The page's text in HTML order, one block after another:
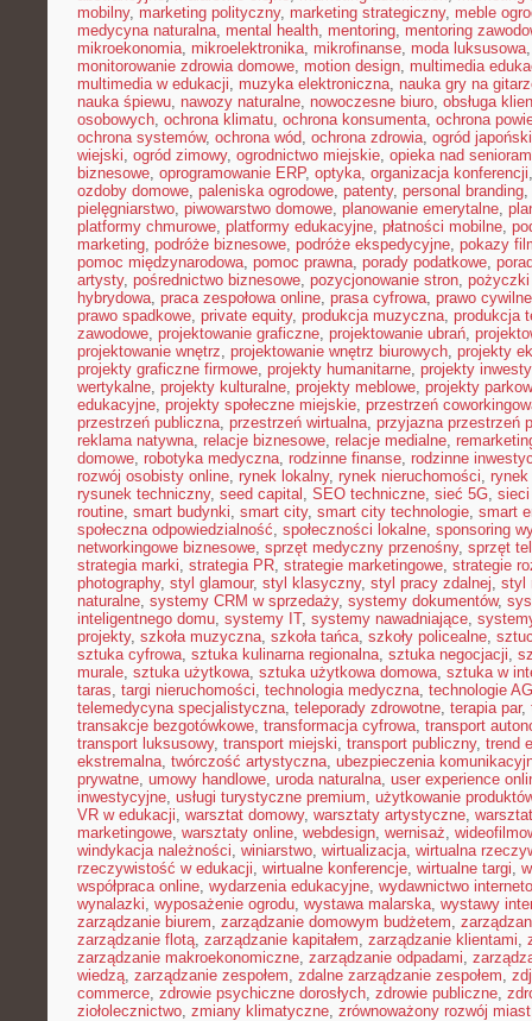
mobilny, marketing polityczny, marketing strategiczny, meble
medycyna naturalna, mental health, mentoring, mentoring
mikroekonomia, mikroelektronika, mikrofinanse, moda luksusowa
monitorowanie zdrowia domowe, motion design, multimedia
multimedia w edukacji, muzyka elektroniczna, nauka gry na
nauka śpiewu, nawozy naturalne, nowoczesne biuro, obsługa
osobowych, ochrona klimatu, ochrona konsumenta, ochrona
ochrona systemów, ochrona wód, ochrona zdrowia, ogród japoński
wiejski, ogród zimowy, ogrodnictwo miejskie, opieka nad
biznesowe, oprogramowanie ERP, optyka, organizacja konferencji
ozdoby domowe, paleniska ogrodowe, patenty, personal branding,
pielęgniarstwo, piwowarstwo domowe, planowanie emerytalne,
platformy chmurowe, platformy edukacyjne, płatności mobilne,
marketing, podróże biznesowe, podróże ekspedycyjne, pokazy
pomoc międzynarodowa, pomoc prawna, porady podatkowe,
artysty, pośrednictwo biznesowe, pozycjonowanie stron, pożyczki
hybrydowa, praca zespołowa online, prasa cyfrowa, prawo
prawo spadkowe, private equity, produkcja muzyczna, produkcja
zawodowe, projektowanie graficzne, projektowanie ubrań,
projektowanie wnętrz, projektowanie wnętrz biurowych, projekty
projekty graficzne firmowe, projekty humanitarne, projekty
wertykalne, projekty kulturalne, projekty meblowe, projekty
edukacyjne, projekty społeczne miejskie, przestrzeń
przestrzeń publiczna, przestrzeń wirtualna, przyjazna przestrzeń
reklama natywna, relacje biznesowe, relacje medialne,
domowe, robotyka medyczna, rodzinne finanse, rodzinne
rozwój osobisty online, rynek lokalny, rynek nieruchomości,
rysunek techniczny, seed capital , SEO techniczne, sieć 5G, sieci
routine, smart budynki, smart city, smart city technologie, smart
społeczna odpowiedzialność, społeczności lokalne, sponsoring
networkingowe biznesowe, sprzęt medyczny przenośny, sprzęt
strategia marki, strategia PR, strategie marketingowe, strategie
photography, styl glamour, styl klasyczny, styl pracy zdalnej, styl
naturalne, systemy CRM w sprzedaży, systemy dokumentów,
inteligentnego domu, systemy IT, systemy nawadniające,
projekty, szkoła muzyczna, szkoła tańca, szkoły policealne,
sztuka cyfrowa, sztuka kulinarna regionalna, sztuka negocjacji,
murale, sztuka użytkowa, sztuka użytkowa domowa, sztuka w
taras, targi nieruchomości, technologia medyczna, technologie
telemedycyna specjalistyczna, teleporady zdrowotne, terapia par,
transakcje bezgotówkowe, transformacja cyfrowa, transport
transport luksusowy, transport miejski, transport publiczny, trend
ekstremalna, twórczość artystyczna, ubezpieczenia
prywatne, umowy handlowe, uroda naturalna, user experience
inwestycyjne, usługi turystyczne premium, użytkowanie
VR w edukacji, warsztat domowy, warsztaty artystyczne,
marketingowe, warsztaty online, webdesign, wernisaż,
windykacja należności, winiarstwo, wirtualizacja, wirtualna
rzeczywistość w edukacji, wirtualne konferencje, wirtualne targi,
współpraca online, wydarzenia edukacyjne, wydawnictwo
wynalazki, wyposażenie ogrodu, wystawa malarska, wystawy
zarządzanie biurem, zarządzanie domowym budżetem,
zarządzanie flotą, zarządzanie kapitałem, zarządzanie klientami,
zarządzanie makroekonomiczne, zarządzanie odpadami,
wiedzą, zarządzanie zespołem, zdalne zarządzanie zespołem,
commerce, zdrowie psychiczne dorosłych, zdrowie publiczne,
ziołolecznictwo, zmiany klimatyczne, zrównoważony rozwój miast